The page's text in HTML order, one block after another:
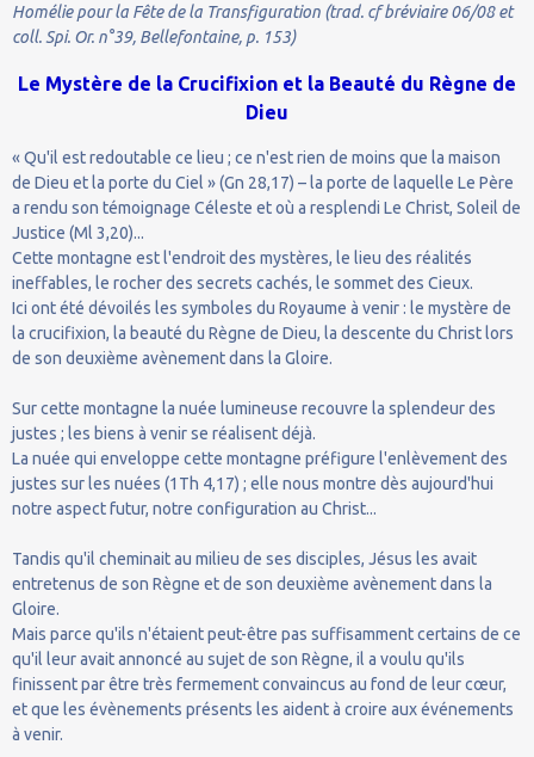
Homélie pour la Fête de la Transfiguration (trad. cf bréviaire 06/08 et
coll. Spi. Or. n°39, Bellefontaine, p. 153)
Le Mystère de la Crucifixion et la Beauté du Règne de
Dieu
« Qu'il est redoutable ce lieu ; ce n'est rien de moins que la maison
de Dieu et la porte du Ciel » (Gn 28,17) – la porte de laquelle Le Père
a rendu son témoignage Céleste et où a resplendi Le Christ, Soleil de
Justice (Ml 3,20)...
Cette montagne est l'endroit des mystères, le lieu des réalités
ineffables, le rocher des secrets cachés, le sommet des Cieux.
Ici ont été dévoilés les symboles du Royaume à venir : le mystère de
la crucifixion, la beauté du Règne de Dieu, la descente du Christ lors
de son deuxième avènement dans la Gloire.
Sur cette montagne la nuée lumineuse recouvre la splendeur des
justes ; les biens à venir se réalisent déjà.
La nuée qui enveloppe cette montagne préfigure l'enlèvement des
justes sur les nuées (1Th 4,17) ; elle nous montre dès aujourd'hui
notre aspect futur, notre configuration au Christ...
Tandis qu'il cheminait au milieu de ses disciples, Jésus les avait
entretenus de son Règne et de son deuxième avènement dans la
Gloire.
Mais parce qu'ils n'étaient peut-être pas suffisamment certains de ce
qu'il leur avait annoncé au sujet de son Règne, il a voulu qu'ils
finissent par être très fermement convaincus au fond de leur cœur,
et que les évènements présents les aident à croire aux événements
à venir.